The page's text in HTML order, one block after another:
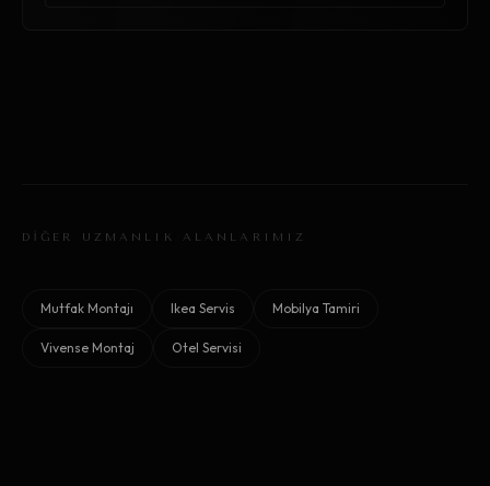
DİĞER UZMANLIK ALANLARIMIZ
Mutfak Montajı Ikea Servis Mobilya Tamiri
Vivense Montaj Otel Servisi